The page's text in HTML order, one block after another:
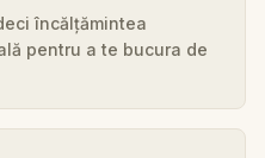
încălțămintea
pentru a te bucura de